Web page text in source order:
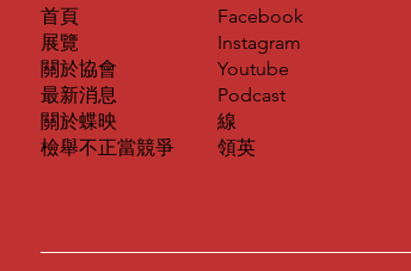
——在這些活動結束之後，還留得
下來、查得到、被第三方承認的紀
錄。 一檔賣完就散的展覽，隔年
不會有人記得。一份沒有審查機制
的入選名單，寫進履歷也沒有重
量。 蝶映藝術與
首頁
展覽
關於協會
最新消息
關於蝶映
​檢舉不正當競爭
Facebook
Instagram
Youtube
Podcast
線
領英